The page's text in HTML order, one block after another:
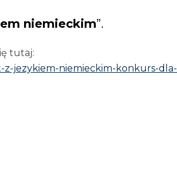
niemieckim”.
tutaj:
jezykiem-niemieckim-konkurs-dla-